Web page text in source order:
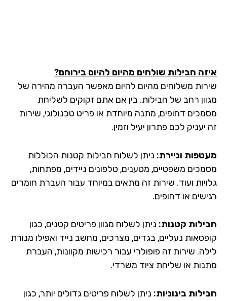
חבילות שולחים מהיום להיום בירוחם?
משלוחים מהיום להיום מאפשר העברה מהירה של
רחב של חבילות. בין אם אתם זקוקים לשליחת
דחופים, מתנה מיוחדת או פריט טכנולוגי, שירות
יעניק לכם פתרון יעיל וזמין.
וניירת:ניתן לשלוח חבילות קטנות הכוללות
משפטיים, מטענים, טלפונים ניידים, מפתחות,
ועוד. שירות זה מתאים במיוחד עבור העברת חומרים
או דחופים.
קטנות:ניתן לשלוח מגוון פריטים קטנים, כגון
נעליים, בגדים, מצרכים, מחשב נייד ואפילו מנורת
שירות זה פופולרי עבור רכישות מקוונות, העברת
או שליחת ציוד משרדי.
בינוניות:ניתן לשלוח פריטים גדולים יותר, כגון